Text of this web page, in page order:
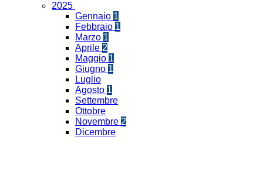
2025
Gennaio 1
Febbraio 1
Marzo 1
Aprile 2
Maggio 1
Giugno 1
Luglio
Agosto 1
Settembre
Ottobre
Novembre 2
Dicembre